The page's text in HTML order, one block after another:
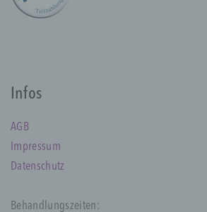
Infos
AGB
Impressum
Datenschutz
Behandlungszeiten:
Folgenden „betroffene
kulturellen oder sozialen
natürlichen Person sind,